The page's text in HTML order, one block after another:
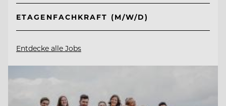
ETAGENFACHKRAFT (M/W/D)
Entdecke alle Jobs